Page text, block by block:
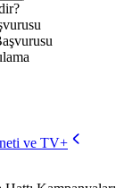
ve TV+